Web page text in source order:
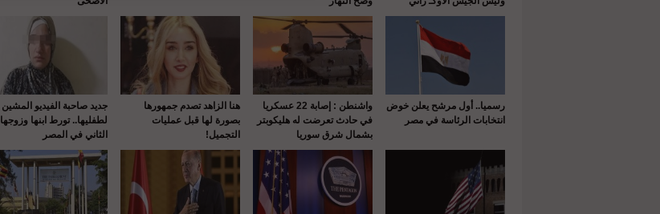
رسميا.. أول مرشح يعلن خوض
انتخابات الرئاسة في مصر
واشنطن : إصابة 22 عسكريا
في حادث تعرضت له هليكوبتر
بشمال شرق سوريا
هنا الزاهد تصدم جمهورها
بصورة لها قبل عمليات
التجميل!
جديد صاحبة الفيديو المشين
لطفليها.. تورط ابنها وزوجها
الثاني في المصر